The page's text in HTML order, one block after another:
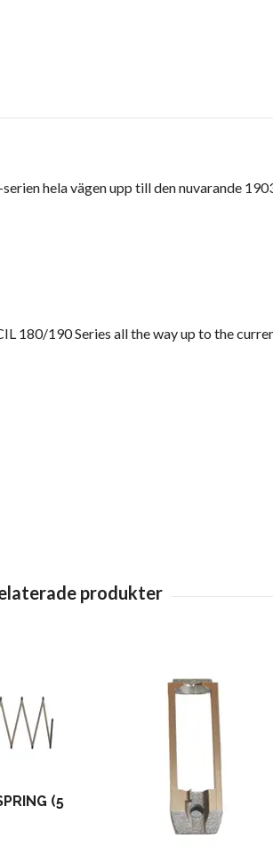
hela vägen upp till den nuvarande
180/190 Series all the way up to the
(5